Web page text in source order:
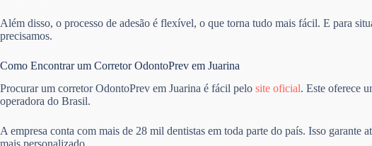
Além disso, o processo de adesão é flexível, o que torna tudo mais fácil. E para
precisamos.
Como Encontrar um Corretor OdontoPrev em Juarina
Procurar um corretor OdontoPrev em Juarina é fácil pelo site oficial. Este oferece
operadora do Brasil.
A empresa conta com mais de 28 mil dentistas em toda parte do país. Isso